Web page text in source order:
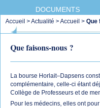
DOCUMENTS
Accueil >Actualité >Accueil > Que
Que faisons-nous ?
La bourse Horlait–Dapsens
complémentaire, celle-ci étant
Collège de Professeurs et de
Pour les médecins, elles ont